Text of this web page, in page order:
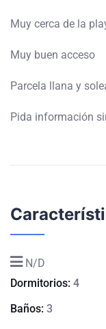
Muy cerca de la
Muy buen acceso
Parcela llana y
Pida información
N/D
Dormitorios: 4
Baños: 3